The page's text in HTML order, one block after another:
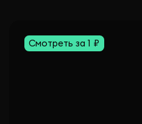
Смотреть за 1 ₽